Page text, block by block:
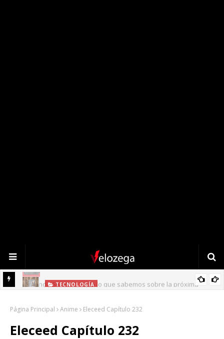
TECNOLOGÍA
Página Principal Anime Eleceed Capítulo 232
Eleceed Capítulo 232